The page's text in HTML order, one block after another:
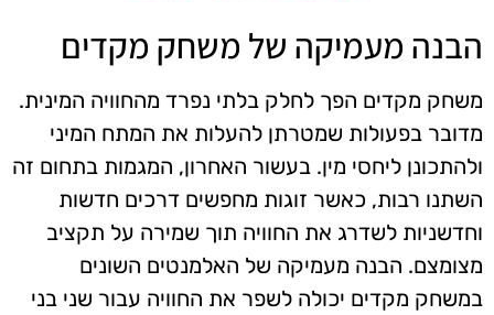
הבנה מעמיקה של משחק מקדים
משחק מקדים הפך לחלק בלתי נפרד מהחוויה המינית.
מדובר בפעולות שמטרתן להעלות את המתח המיני
ולהתכונן ליחסי מין. בעשור האחרון, המגמות בתחום זה
השתנו רבות, כאשר זוגות מחפשים דרכים חדשות
וחדשניות לשדרג את החוויה תוך שמירה על תקציב
מצומצם. הבנה מעמיקה של האלמנטים השונים
במשחק מקדים יכולה לשפר את החוויה עבור שני בני